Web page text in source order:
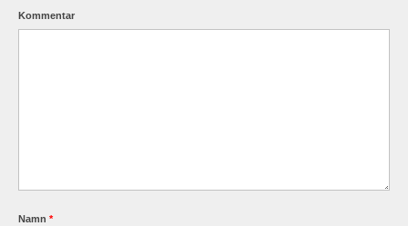
Kommentar
Namn *